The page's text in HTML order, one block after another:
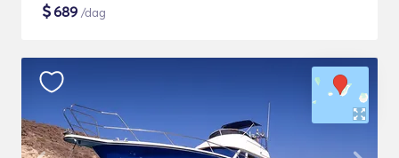
$689 /dag